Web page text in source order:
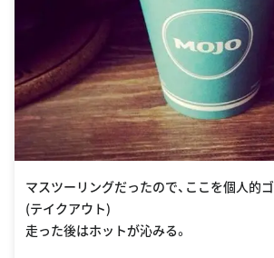
マスツーリングだったので、ここを個人的
(テイクアウト)
走った後はホットが沁みる。